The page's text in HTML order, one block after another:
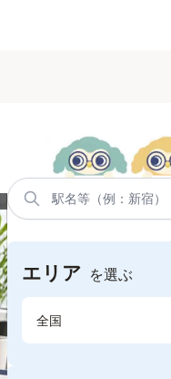
エリア を選ぶ
全国